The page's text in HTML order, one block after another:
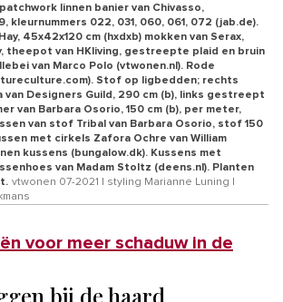
linnen banier van Chivasso,
kleurnummers 022, 031, 060, 061, 072 (jab.de).
45x42x120 cm (hxdxb) mokken van Serax,
theepot van HKliving, gestreepte plaid en bruin
van Marco Polo (vtwonen.nl). Rode
Stof op ligbedden; rechts
Designers Guild, 290 cm (b), links gestreept
van Barbara Osorio, 150 cm (b), per meter,
van stof Tribal van Barbara Osorio, stof 150
met cirkels Zafora Ochre van William
kussens (bungalow.dk). Kussens met
van Madam Stoltz (deens.nl). Planten
vtwonen 07-2021 | styling Marianne Luning |
voor meer schaduw in de
bij de haard